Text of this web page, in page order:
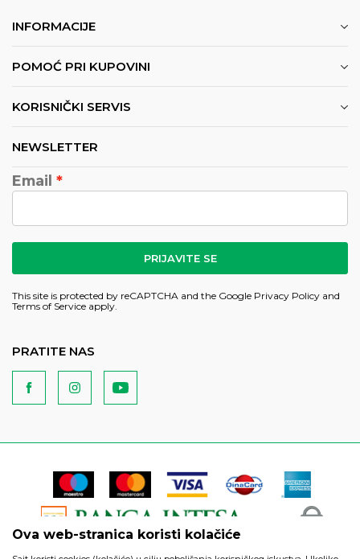
INFORMACIJE
POMOĆ PRI KUPOVINI
KORISNIČKI SERVIS
NEWSLETTER
Email
PRIJAVITE SE
This site is protected by reCAPTCHA and the Google Privacy Policy and
Terms of Service apply.
PRATITE NAS
Ova web-stranica koristi kolačiće